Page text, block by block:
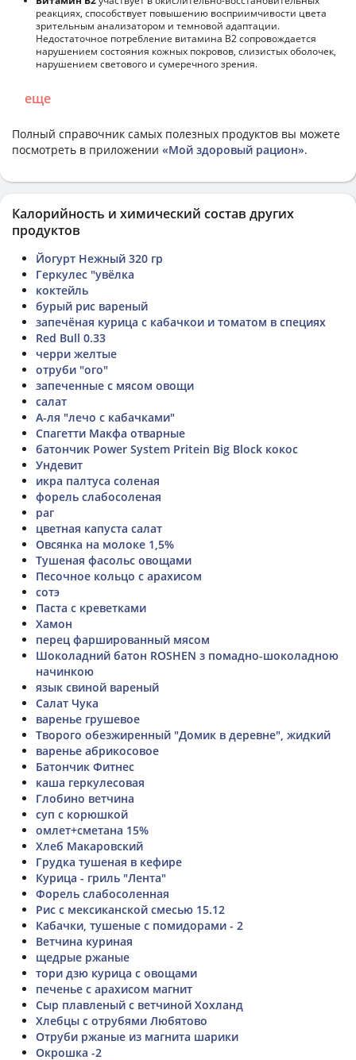
реакциях, способствует повышению восприимчивости цвета
зрительным анализатором и темновой адаптации.
Недостаточное потребление витамина В2 сопровождается
нарушением состояния кожных покровов, слизистых оболочек,
нарушением светового и сумеречного зрения.
еще
Полный справочник самых полезных продуктов вы можете
посмотреть в приложении «Мой здоровый рацион».
Калорийность и химический состав других
продуктов
Йогурт Нежный 320 гр
Геркулес "увёлка
коктейль
бурый рис вареный
запечёная курица с кабачкои и томатом в специях
Red Bull 0.33
черри желтые
отруби "ого"
запеченные с мясом овощи
салат
А-ля "лечо с кабачками"
Спагетти Макфа отварные
батончик Power System Pritein Big Block кокос
Ундевит
икра палтуса соленая
форель слабосоленая
раг
цветная капуста салат
Овсянка на молоке 1,5%
Тушеная фасольс овощами
Песочное кольцо с арахисом
сотэ
Паста с креветками
Хамон
перец фаршированный мясом
Шоколадний батон ROSHEN з помадно-шоколадною
начинкою
язык свиной вареный
Салат Чука
варенье грушевое
Творого обезжиренный "Домик в деревне", жидкий
варенье абрикосовое
Батончик Фитнес
каша геркулесовая
Глобино ветчина
суп с корюшкой
омлет+сметана 15%
Хлеб Макаровский
Грудка тушеная в кефире
Курица - гриль "Лента"
Форель слабосоленная
Рис с мексиканской смесью 15.12
Кабачки, тушеные с помидорами - 2
Ветчина куриная
щедрые ржаные
тори дзю курица с овощами
печенье с арахисом магнит
Сыр плавленый с ветчиной Хохланд
Хлебцы с отрубями Любятово
Отруби ржаные из магнита шарики
Окрошка -2